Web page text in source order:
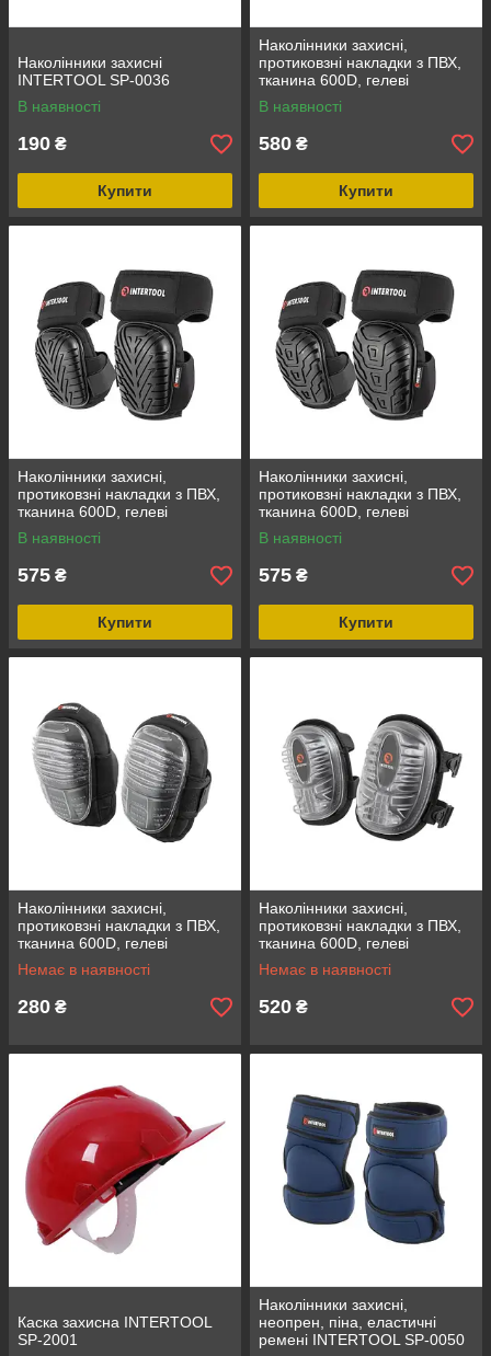
Наколінники захисні
INTERTOOL SP-0036
В наявності
190 ₴
Купити
Наколінники захисні,
протиковзні накладки з ПВХ,
тканина 600D, гелеві
подушки, INTERTOOL SP-
0053
В наявності
580 ₴
Купити
Наколінники захисні,
протиковзні накладки з ПВХ,
тканина 600D, гелеві
подушки, INTERTOOL SP-
0056
В наявності
575 ₴
Купити
Наколінники захисні,
протиковзні накладки з ПВХ,
тканина 600D, гелеві
подушки, INTERTOOL SP-
0054
В наявності
575 ₴
Купити
Наколінники захисні,
протиковзні накладки з ПВХ,
тканина 600D, гелеві
подушки, INTERTOOL SP-
0051
Немає в наявності
280 ₴
Наколінники захисні,
протиковзні накладки з ПВХ,
тканина 600D, гелеві
подушки, INTERTOOL SP-
0052
Немає в наявності
520 ₴
Каска захисна INTERTOOL
SP-2001
Наколінники захисні,
неопрен, піна, еластичні
ремені INTERTOOL SP-0050